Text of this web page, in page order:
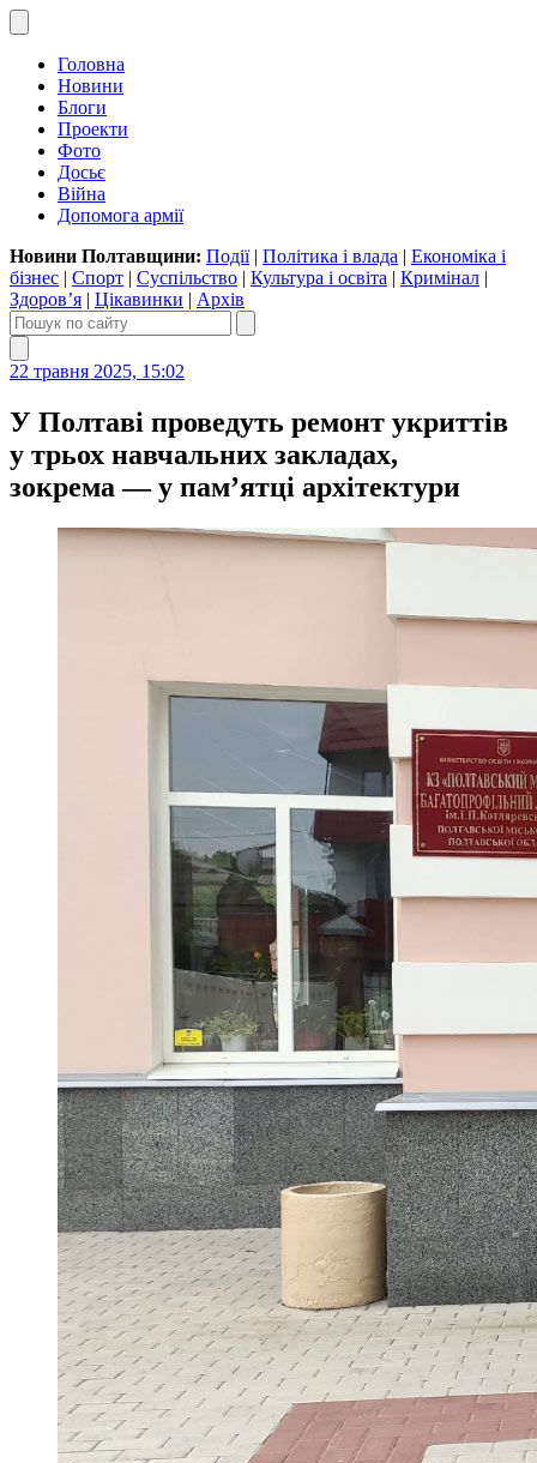
Головна
Новини
Блоги
Проекти
Фото
Досьє
Війна
Допомога армії
Новини Полтавщини: Події| Політика і влада | Економіка і
бізнес | Спорт | Суспільство | Культура і освіта | Кримінал |
Здоров’я | Цікавинки | Архів
22 травня 2025, 15:02
У Полтаві проведуть ремонт укриттів
у трьох навчальних закладах,
зокрема — у пам’ятці архітектури